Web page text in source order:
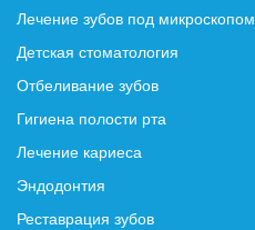
Лечение зубов под микроскопом
Детская стоматология
Отбеливание зубов
Гигиена полости рта
Лечение кариеса
Эндодонтия
Реставрация зубов